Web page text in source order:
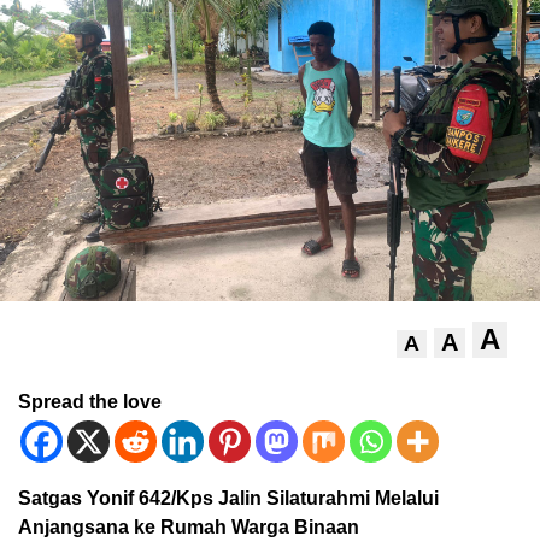
A A A
Spread the love
Satgas Yonif 642/Kps Jalin Silaturahmi Melalui
Anjangsana ke Rumah Warga Binaan